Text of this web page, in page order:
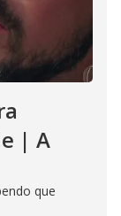
| A
que